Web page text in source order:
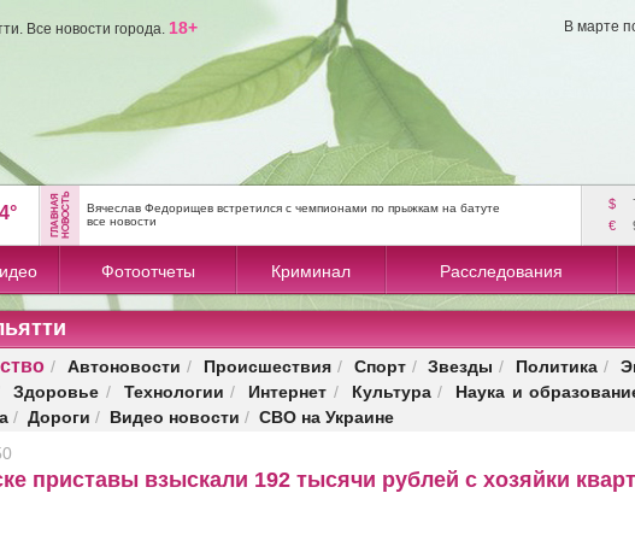
Все новости города. 18+ В марте
Вячеслав Федорищев встретился с чемпионами по прыжкам на батуте
все новости
$
€
Фотоотчеты Криминал Расследования
/ Автоновости / Происшествия/ Спорт/ Звезды / Политика /
Здоровье / Технологии / Интернет / Культура/
Наука и
/ Дороги / Видео новости / СВО на Украине
приставы взыскали 192 тысячи рублей с хозяйки